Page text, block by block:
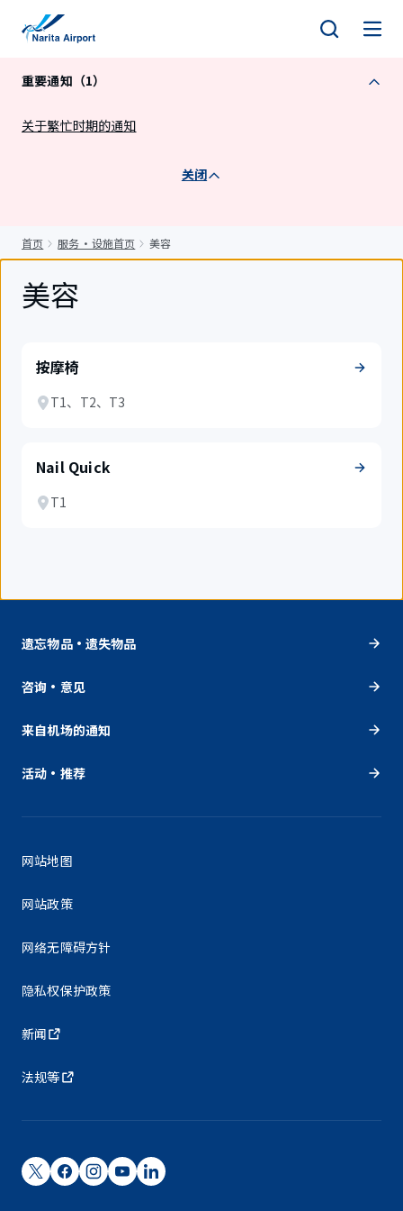
重要通知（1）
关于繁忙时期的通知
关闭
首页 服务・设施首页 美容
美容
按摩椅
T1、T2、T3
Nail Quick
T1
遗忘物品・遗失物品
咨询・意见
来自机场的通知
活动・推荐
网站地图
网站政策
网络无障碍方针
隐私权保护政策
新闻
法规等